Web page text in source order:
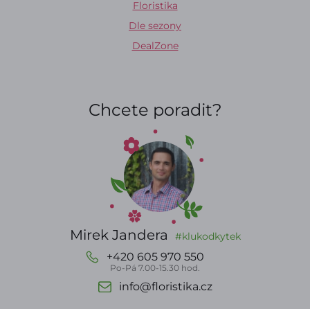
Floristika
Dle sezony
DealZone
Chcete poradit?
Mirek Jandera #klukodkytek
+420 605 970 550
Po-Pá 7.00-15.30 hod.
info@floristika.cz